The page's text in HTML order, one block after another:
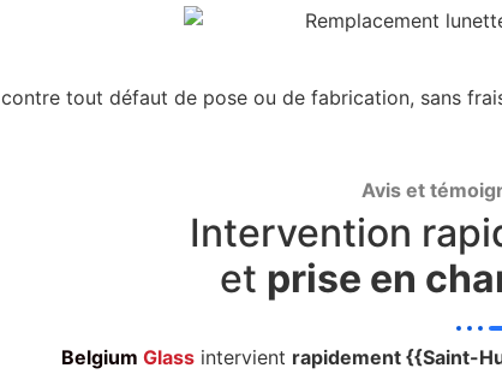
contre tout défaut de pose ou de fabrication, sans
Avis et
Intervention
et prise en
Belgium Glassintervient rapidement {{Saint-